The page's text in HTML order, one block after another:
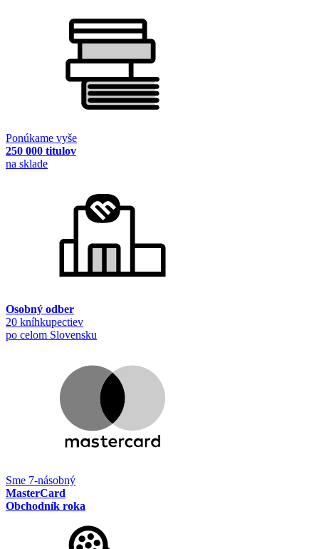
Ponúkame vyše
250 000 titulov
na sklade
Osobný odber
20 kníhkupectiev
po celom Slovensku
Sme 7-násobný
MasterCard
Obchodník roka